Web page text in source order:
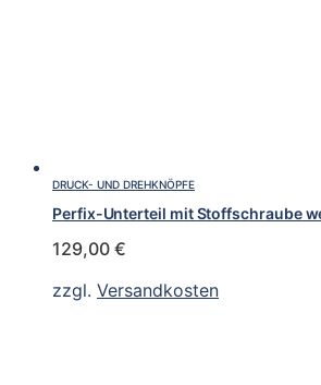
DRUCK- UND DREHKNÖPFE
Perfix-Unterteil mit Stoffschraube
129,00 €
zzgl. Versandkosten